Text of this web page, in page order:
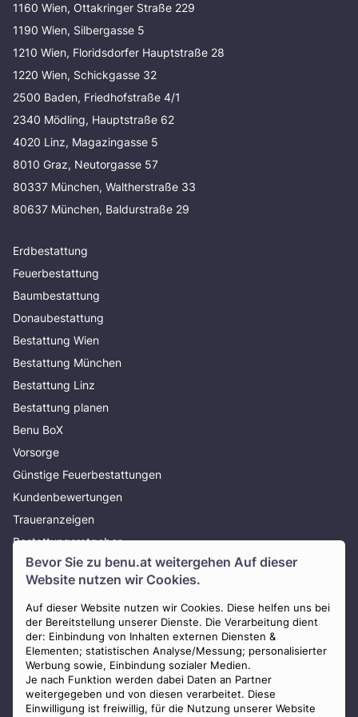
Bevor Sie zu benu.at weitergehen Auf dieser
Website nutzen wir Cookies.
Auf dieser Website nutzen wir Cookies. Diese helfen uns bei
der Bereitstellung unserer Dienste. Die Verarbeitung dient
der: Einbindung von Inhalten externen Diensten &
Elementen; statistischen Analyse/Messung; personalisierter
Werbung sowie, Einbindung sozialer Medien.
Je nach Funktion werden dabei Daten an Partner
weitergegeben und von diesen verarbeitet. Diese
Einwilligung ist freiwillig, für die Nutzung unserer Website
1160 Wien, Ottakringer Straße 229
1190 Wien, Silbergasse 5
1210 Wien, Floridsdorfer Hauptstraße 28
1220 Wien, Schickgasse 32
2500 Baden, Friedhofstraße 4/1
2340 Mödling, Hauptstraße 62
4020 Linz, Magazingasse 5
8010 Graz, Neutorgasse 57
80337 München, Waltherstraße 33
80637 München, Baldurstraße 29
Erdbestattung
Feuerbestattung
Baumbestattung
Donaubestattung
Bestattung Wien
Bestattung München
Bestattung Linz
Bestattung planen
Benu BoX
Vorsorge
Günstige Feuerbestattungen
Kundenbewertungen
Traueranzeigen
Bestattungsratgeber
Über uns
Presse
AGB
Impressum
Datenschutz
Widerrufsbelehrung
Zahlungsmöglichkeiten